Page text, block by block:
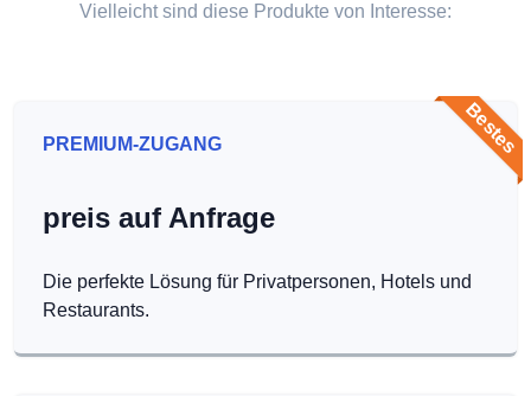
Vielleicht sind diese Produkte von Interesse:
Bestes
PREMIUM-ZUGANG
preis auf Anfrage
Die perfekte Lösung für Privatpersonen, Hotels und
Restaurants.